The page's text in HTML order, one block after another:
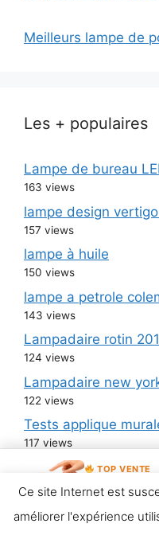
Meilleurs lampe de
Les + populaires
Lampe de bureau
163 views
lampe design
157 views
lampe à huile
150 views
lampe a petrole
143 views
Lampadaire rotin
124 views
Lampadaire new
122 views
Tests applique
117 views
Lampadaire ho : Test
117 views
Tests lampe de
Ce site Internet est
améliorer l'expérience
TOP VENTE
KYLIK Lampe
Rechargeable
Ve…
14,90 €